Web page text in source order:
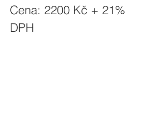
Cena: 2200 Kč + 21%
DPH